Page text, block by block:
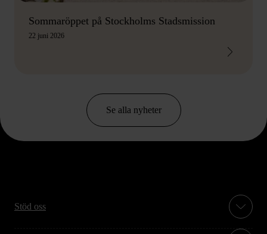
Sommaröppet på Stockholms Stadsmission
22 juni 2026
Se alla nyheter
Stöd oss